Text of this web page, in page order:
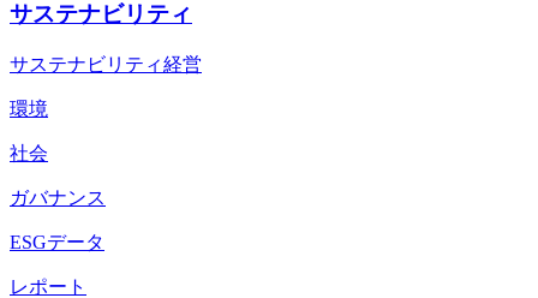
サステナビリティ
サステナビリティ経営
環境
社会
ガバナンス
ESGデータ
レポート